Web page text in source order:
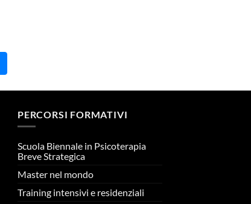
PERCORSI FORMATIVI
Scuola Biennale in Psicoterapia
Breve Strategica
Master nel mondo
Training intensivi e residenziali